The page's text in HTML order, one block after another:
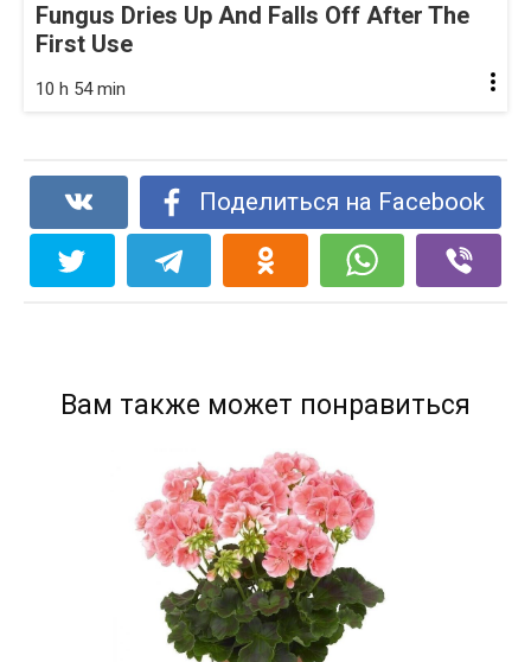
Fungus Dries Up And Falls Off After The
First Use
10 h 54 min
Поделиться на Facebook
Вам также может понравиться